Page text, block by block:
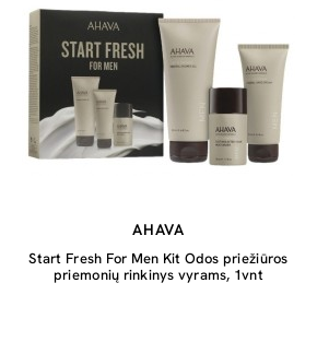
AHAVA
Start Fresh For Men Kit Odos priežiūros
priemonių rinkinys vyrams, 1vnt